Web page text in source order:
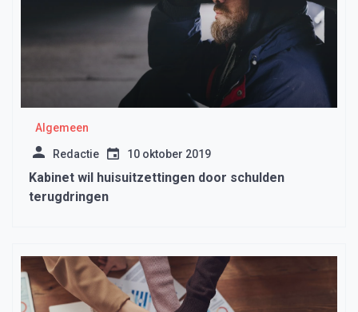
Algemeen
Redactie 10 oktober 2019
Kabinet wil huisuitzettingen door schulden
terugdringen